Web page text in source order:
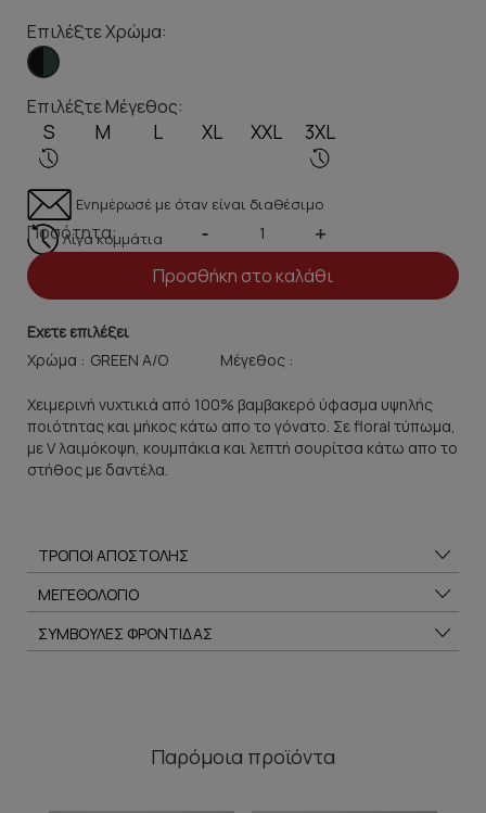
Επιλέξτε Χρώμα:
Επιλέξτε Μέγεθος:
S M L XL XXL 3XL
Ενημέρωσέ με όταν είναι διαθέσιμο
Λίγα κομμάτια
Ποσότητα: - +
Προσθήκη στο καλάθι
Εχετε επιλέξει
Χρώμα :
Μέγεθος :
Χειμερινή νυχτικιά από 100% βαμβακερό ύφασμα υψηλής
ποιότητας και μήκος κάτω απο το γόνατο. Σε floral τύπωμα,
με V λαιμόκοψη, κουμπάκια και λεπτή σουρίτσα κάτω απο το
στήθος με δαντέλα.
ΤΡΟΠΟΙ ΑΠΟΣΤΟΛΗΣ
ΜΕΓΕΘΟΛΟΓΙΟ
ΣΥΜΒΟΥΛΕΣ ΦΡΟΝΤΙΔΑΣ
Παρόμοια προϊόντα